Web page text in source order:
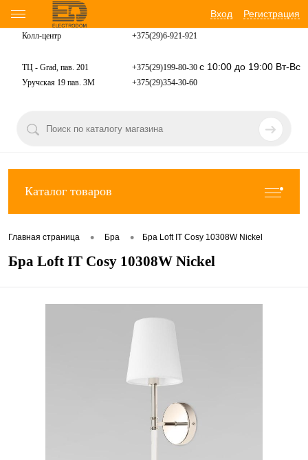
Вход Регистрация
Колл-центр +375(29)6-921-921
ТЦ - Grad, пав. 201 +375(29)199-80-30 с 10:00 до 19:00 Вт-Вс
Уручская 19 пав. 3М +375(29)354-30-60
Каталог товаров
Главная страница • Бра • Бра Loft IT Cosy 10308W Nickel
Бра Loft IT Cosy 10308W Nickel